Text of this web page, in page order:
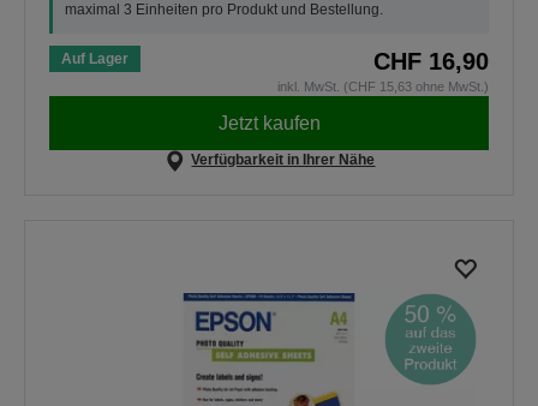
maximal 3 Einheiten pro Produkt und Bestellung.
Auf Lager CHF 16,90
inkl. MwSt. (CHF 15,63 ohne MwSt.)
Jetzt kaufen
Verfügbarkeit in Ihrer Nähe